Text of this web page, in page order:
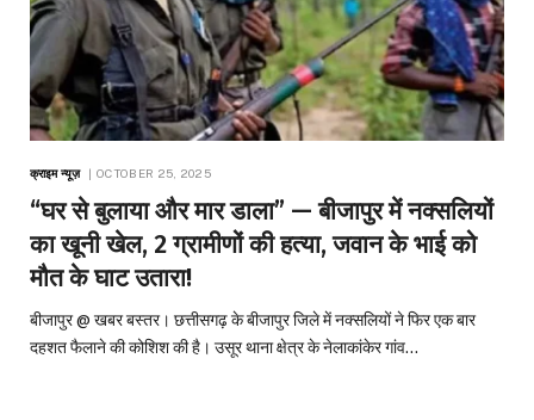
क्राइम न्यूज़ OCTOBER 25, 2025
“घर से बुलाया और मार डाला” — बीजापुर में नक्सलियों
का खूनी खेल, 2 ग्रामीणों की हत्या, जवान के भाई को
मौत के घाट उतारा!
बीजापुर @ खबर बस्तर। छत्तीसगढ़ के बीजापुर जिले में नक्सलियों ने फिर एक बार
दहशत फैलाने की कोशिश की है। उसूर थाना क्षेत्र के नेलाकांकेर गांव…